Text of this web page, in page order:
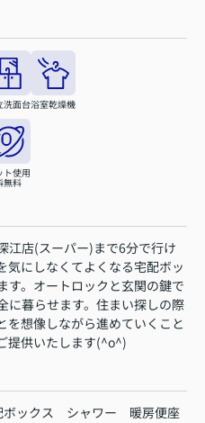
洗面台浴室乾燥機
ト使用
無料
江店(スーパー)まで6分で行け
気にしなくてよくなる宅配ボッ
す。オートロックと玄関の鍵で
に暮らせます。住まい探しの際
を想像しながら進めていくこと
提供いたします(^o^)
ックス シャワー 暖房便座